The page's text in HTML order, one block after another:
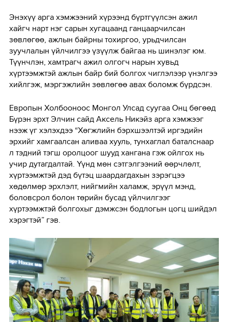
Энэхүү арга хэмжээний хүрээнд бүртгүүлсэн ажил
хайгч нарт нэг сарын хугацаанд ганцаарчилсан
зөвлөгөө, ажлын байрны тохиргоо, урьдчилсан
зуучлалын үйлчилгээ үзүүлж байгаа нь шинэлэг юм.
Түүнчлэн, хамтрагч ажил олгогч нарын хувьд
хүртээмжтэй ажлын байр бий болгох чиглэлээр үнэлгээ
хийлгэж, мэргэжлийн зөвлөгөө авах боломж бүрдсэн.
Европын Холбооноос Монгол Улсад суугаа Онц бөгөөд
Бүрэн эрхт Элчин сайд Аксель Никэйз арга хэмжээг
нээж үг хэлэхдээ “Хөгжлийн бэрхшээлтэй иргэдийн
эрхийг хамгаалсан аливаа хууль, тунхаглал баталснаар
л тэдний тэгш оролцоог шууд хангана гэж ойлгох нь
учир дутагдалтай. Үүнд мөн сэтгэлгээний өөрчлөлт,
хүртээмжтэй дэд бүтэц шаардагдахын зэрэгцээ
хөдөлмөр эрхлэлт, нийгмийн халамж, эрүүл мэнд,
боловсрол болон төрийн бусад үйлчилгээг
хүртээмжтэй болгохыг дэмжсэн бодлогын цогц шийдэл
хэрэгтэй” гэв.